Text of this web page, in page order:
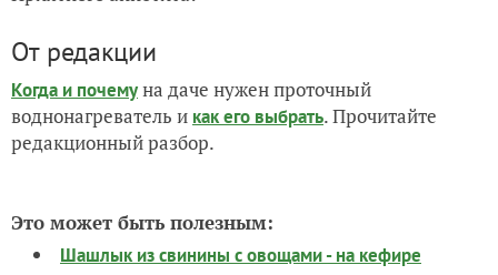
От редакции
Когда и почемуна даче нужен проточный
воднонагреватель и как его выбрать. Прочитайте
редакционный разбор.
Это может быть полезным:
Шашлык из свинины с овощами - на кефире